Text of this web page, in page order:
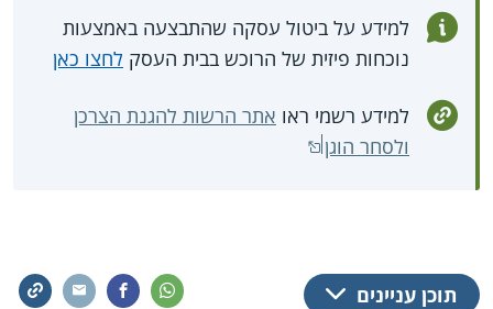
למידע על ביטול עסקה שהתבצעה באמצעות
נוכחות פיזית של הרוכש בבית העסק לחצו כאן
למידע רשמי ראו אתר הרשות להגנת הצרכן
ולסחר הוגן
תוכן עניינים